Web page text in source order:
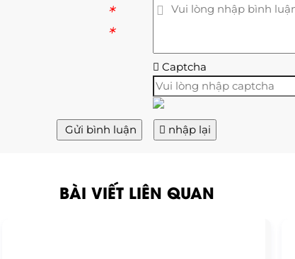
*
*
Captcha
Gửi bình luận nhập lại
BÀI VIẾT LIÊN QUAN